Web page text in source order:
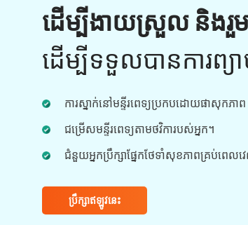
ដើម្បីងាយស្រួល និងរួ
ដើម្បីទទួលបានការព្យ
ការស្នាក់នៅមន្ទីរពេទ្យប្រកបដោយផាសុកភាព
ជម្រើសមន្ទីរពេទ្យតាមថវិការបស់អ្នក។
ជំនួយអ្នកប្រឹក្សាផ្នែកថែទាំសុខភាពគ្រប់ពេលវ
ប្រឹក្សាឥឡូវនេះ
អត្ថប្រយោជន៍របស់យើង។
ការព្យាបាលក្រោយតាមដាន
ការថែទាំ
ទទួលបានជំនួយផ្នែកវេជ្ជសាស្រ្ត និងអ្នកជំងឺ 24x7
អ្នកគ្រប់ពេលវេលា។ ការធ្វើបច្ចុប្បន្នភាពជាទៀងទាត់លើ